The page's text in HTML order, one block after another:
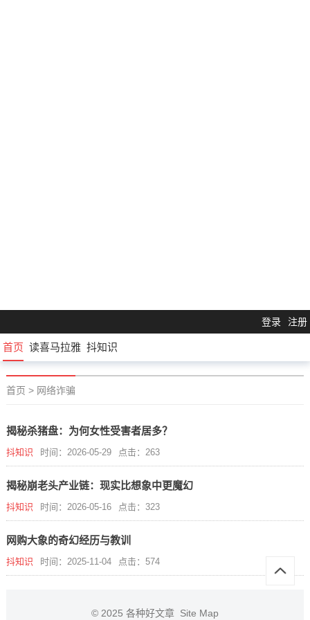
登录 注册
首页 读喜马拉雅 抖知识
首页 > 网络诈骗
揭秘杀猪盘：为何女性受害者居多？
抖知识 时间：2026-05-29 点击：263
揭秘崩老头产业链：现实比想象中更魔幻
抖知识 时间：2026-05-16 点击：323
网购大象的奇幻经历与教训
抖知识 时间：2025-11-04 点击：574
© 2025 各种好文章 Site Map